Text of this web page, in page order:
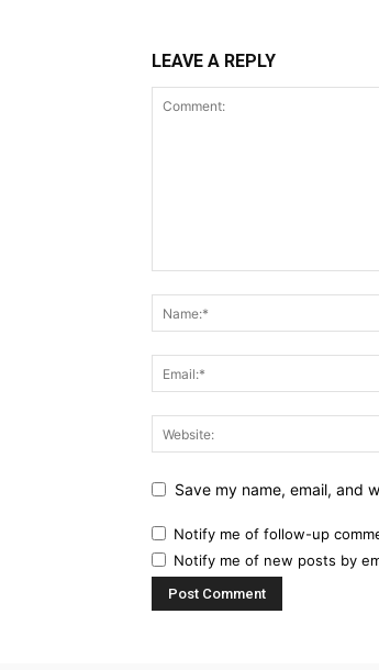
LEAVE A REPLY
Save my name, email, and
Notify me of follow-up
Notify me of new posts by